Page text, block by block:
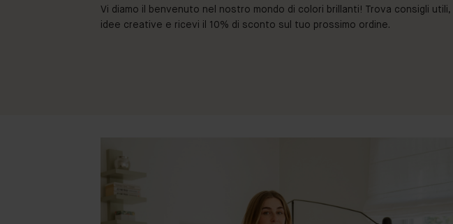
Vi diamo il benvenuto nel nostro mondo di colori brillanti! Trova consigli utili,
idee creative e ricevi il 10% di sconto sul tuo prossimo ordine.